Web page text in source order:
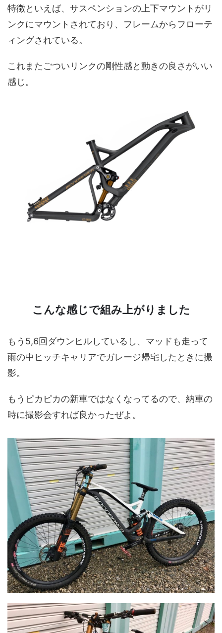
特徴といえば、サスペンションの上下マウントがリ
ンクにマウントされており、フレームからフローテ
ィングされている。
これまたごついリンクの剛性感と動きの良さがいい
感じ。
こんな感じで組み上がりました
もう5,6回ダウンヒルしているし、マッドも走って
雨の中ヒッチキャリアでガレージ帰宅したときに撮
影。
もうピカピカの新車ではなくなってるので、納車の
時に撮影会すれば良かったぜよ。